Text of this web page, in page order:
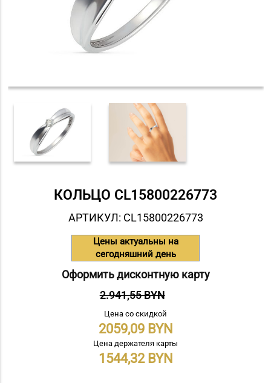
КОЛЬЦО СL15800226773
АРТИКУЛ: СL15800226773
Цены актуальны на
сегодняшний день
Оформить дисконтную карту
2.941,55 BYN
Цена со скидкой
2059,09
Цена держателя карты
1544,32